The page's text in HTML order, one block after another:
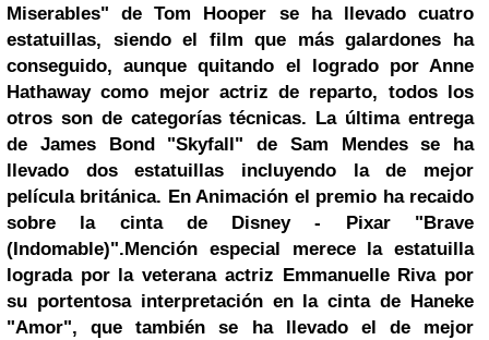
Miserables" deTom Hooper se ha llevado cuatro
estatuillas, siendo el film que más galardones ha
conseguido, aunque quitando el logrado por Anne
Hathawaycomo mejor actriz de reparto, todos los
otros son de categorías técnicas. La última entrega
de James Bond"Skyfall" de Sam Mendesse ha
llevado dos estatuillas incluyendo la de mejor
película británica. En Animación el premio ha recaido
sobre la cinta de Disney- Pixar "Brave
(Indomable)".Mención especial merece la estatuilla
lograda por la veterana actriz Emmanuelle Riva por
su portentosa interpretación en la cinta de Haneke
"Amor", que también se ha llevado el de mejor